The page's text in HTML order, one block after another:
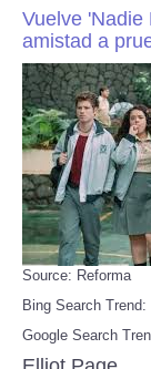
Vuelve 'Nadie
amistad a
Source: Reforma
Bing Search Trend:
Google Search